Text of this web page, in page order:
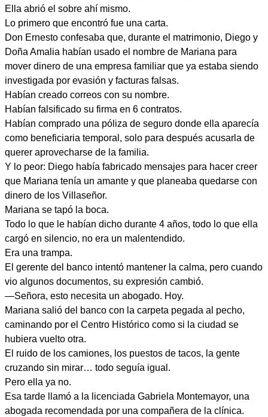
Ella abrió el sobre ahí mismo.
Lo primero que encontró fue una carta.
Don Ernesto confesaba que, durante el matrimonio, Diego y
Doña Amalia habían usado el nombre de Mariana para
mover dinero de una empresa familiar que ya estaba siendo
investigada por evasión y facturas falsas.
Habían creado correos con su nombre.
Habían falsificado su firma en 6 contratos.
Habían comprado una póliza de seguro donde ella aparecía
como beneficiaria temporal, solo para después acusarla de
querer aprovecharse de la familia.
Y lo peor: Diego había fabricado mensajes para hacer creer
que Mariana tenía un amante y que planeaba quedarse con
dinero de los Villaseñor.
Mariana se tapó la boca.
Todo lo que le habían dicho durante 4 años, todo lo que ella
cargó en silencio, no era un malentendido.
Era una trampa.
El gerente del banco intentó mantener la calma, pero cuando
vio algunos documentos, su expresión cambió.
—Señora, esto necesita un abogado. Hoy.
Mariana salió del banco con la carpeta pegada al pecho,
caminando por el Centro Histórico como si la ciudad se
hubiera vuelto otra.
El ruido de los camiones, los puestos de tacos, la gente
cruzando sin mirar… todo seguía igual.
Pero ella ya no.
Esa tarde llamó a la licenciada Gabriela Montemayor, una
abogada recomendada por una compañera de la clínica.